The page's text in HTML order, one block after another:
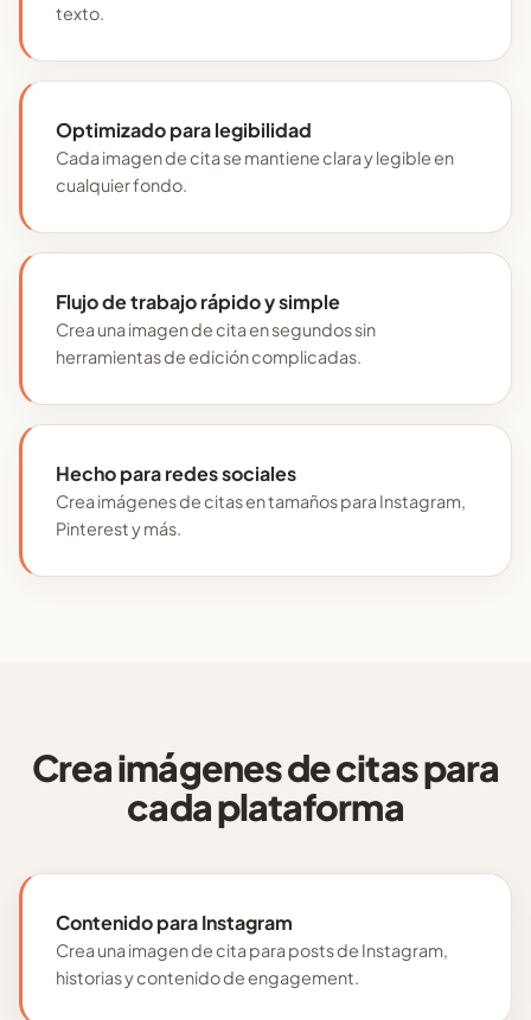
texto.
Optimizado para legibilidad
Cada imagen de cita se mantiene clara y legible en
cualquier fondo.
Flujo de trabajo rápido y simple
Crea una imagen de cita en segundos sin
herramientas de edición complicadas.
Hecho para redes sociales
Crea imágenes de citas en tamaños para Instagram,
Pinterest y más.
Crea imágenes de citas para
cada plataforma
Contenido para Instagram
Crea una imagen de cita para posts de Instagram,
historias y contenido de engagement.